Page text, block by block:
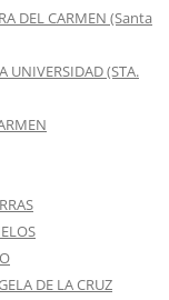
DEL CARMEN (Santa
UNIVERSIDAD (STA.
DE LA CRUZ